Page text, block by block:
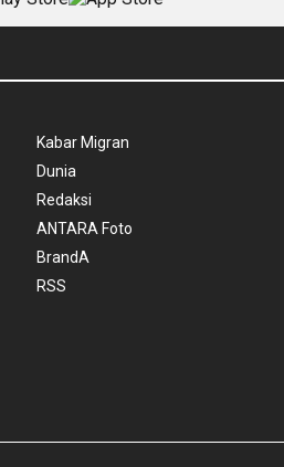
Kabar Migran
Dunia
Redaksi
ANTARA Foto
BrandA
RSS